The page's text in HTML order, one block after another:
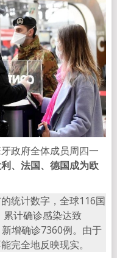
政府全体成员周四一
、法国、德国成为欧
统计数字，全球116国
计确诊感染达致
增确诊7360例。由于
完全地反映现实。